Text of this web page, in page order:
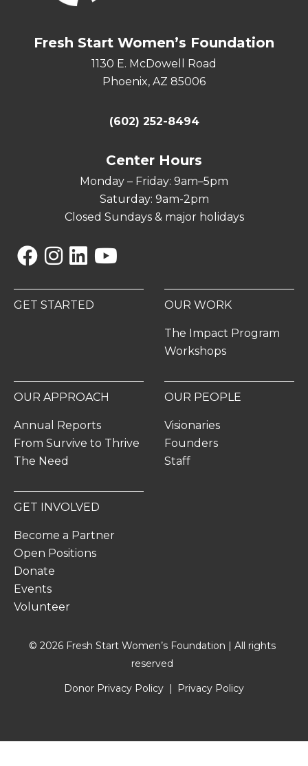
Fresh Start Women’s Foundation
1130 E. McDowell Road
Phoenix, AZ 85006
(602) 252-8494
Center Hours
Monday – Friday: 9am–5pm
Saturday: 9am-2pm
Closed Sundays & major holidays
GET STARTED OUR WORK
The Impact Program
Workshops
OUR APPROACH
Annual Reports
From Survive to Thrive
The Need
OUR PEOPLE
Visionaries
Founders
Staff
GET INVOLVED
Become a Partner
Open Positions
Donate
Events
Volunteer
© 2026 Fresh Start Women’s Foundation | All rights
reserved
Donor Privacy Policy
Privacy Policy